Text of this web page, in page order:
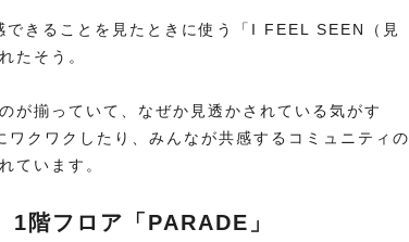
きることを見たときに使う「I FEEL SEEN（見
たそう。
が揃っていて、なぜか見透かされている気がす
クワクしたり、みんなが共感するコミュニティの
ています。
階フロア「PARADE」